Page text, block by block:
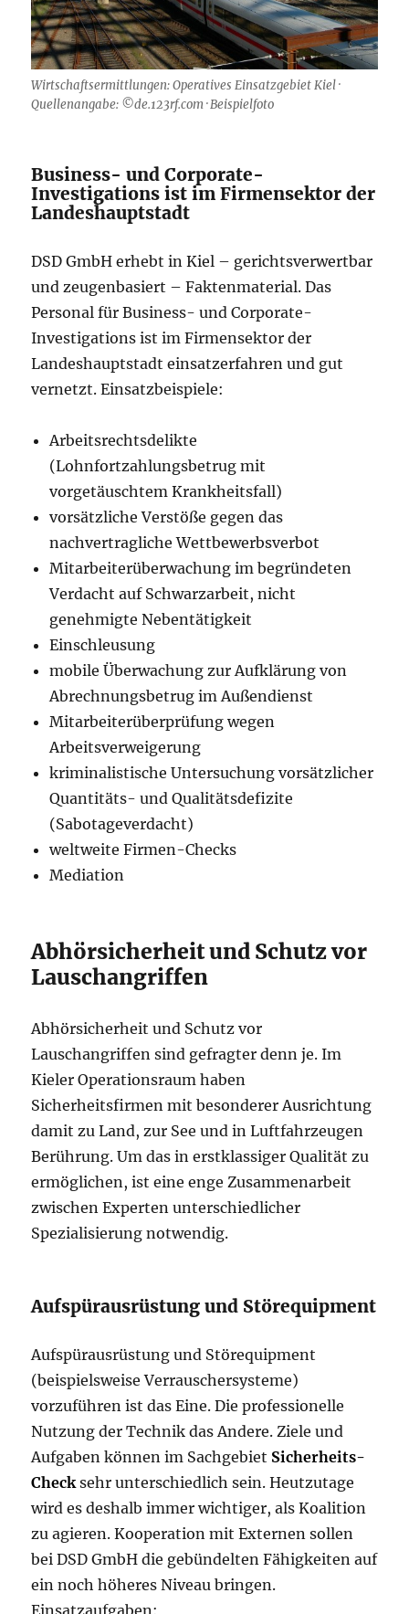
Wirtschaftsermittlungen: Operatives Einsatzgebiet Kiel ·
Quellenangabe: ©de.123rf.com · Beispielfoto
Business- und Corporate-
Investigations ist im Firmensektor der
Landeshauptstadt
DSD GmbH erhebt in Kiel – gerichtsverwertbar
und zeugenbasiert – Faktenmaterial. Das
Personal für Business- und Corporate-
Investigations ist im Firmensektor der
Landeshauptstadt einsatzerfahren und gut
vernetzt. Einsatzbeispiele:
Arbeitsrechtsdelikte
(Lohnfortzahlungsbetrug mit
vorgetäuschtem Krankheitsfall)
vorsätzliche Verstöße gegen das
nachvertragliche Wettbewerbsverbot
Mitarbeiterüberwachung im begründeten
Verdacht auf Schwarzarbeit, nicht
genehmigte Nebentätigkeit
Einschleusung
mobile Überwachung zur Aufklärung von
Abrechnungsbetrug im Außendienst
Mitarbeiterüberprüfung wegen
Arbeitsverweigerung
kriminalistische Untersuchung vorsätzlicher
Quantitäts- und Qualitätsdefizite
(Sabotageverdacht)
weltweite Firmen-Checks
Mediation
Abhörsicherheit und Schutz vor
Lauschangriffen
Abhörsicherheit und Schutz vor
Lauschangriffen sind gefragter denn je. Im
Kieler Operationsraum haben
Sicherheitsfirmen mit besonderer Ausrichtung
damit zu Land, zur See und in Luftfahrzeugen
Berührung. Um das in erstklassiger Qualität zu
ermöglichen, ist eine enge Zusammenarbeit
zwischen Experten unterschiedlicher
Spezialisierung notwendig.
Aufspürausrüstung und Störequipment
Aufspürausrüstung und Störequipment
(beispielsweise Verrauschersysteme)
vorzuführen ist das Eine. Die professionelle
Nutzung der Technik das Andere. Ziele und
Aufgaben können im Sachgebiet Sicherheits-
Checksehr unterschiedlich sein. Heutzutage
wird es deshalb immer wichtiger, als Koalition
zu agieren. Kooperation mit Externen sollen
bei DSD GmbH die gebündelten Fähigkeiten auf
ein noch höheres Niveau bringen.